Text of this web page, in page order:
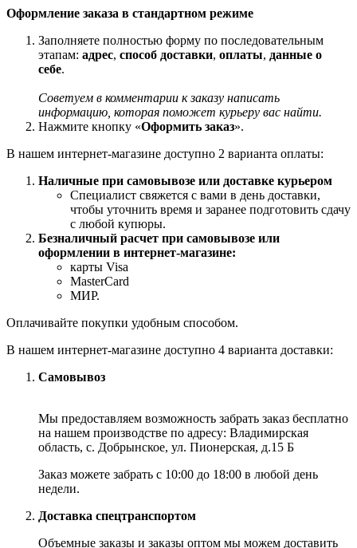
Оформление заказа в стандартном режиме
Заполняете полностью форму по последовательным
этапам: адрес, способ доставки, оплаты, данные о
себе.
Советуем в комментарии к заказу написать
информацию, которая поможет курьеру вас найти.
Нажмите кнопку «Оформить заказ».
В нашем интернет-магазине доступно 2 варианта оплаты:
Наличные при самовывозе или доставке курьером
Специалист свяжется с вами в день доставки,
чтобы уточнить время и заранее подготовить сдачу
с любой купюры.
Безналичный расчет при самовывозе или
оформлении в интернет-магазине:
карты Visa
MasterCard
МИР.
Оплачивайте покупки удобным способом.
В нашем интернет-магазине доступно 4 варианта доставки:
Самовывоз
Мы предоставляем возможность забрать заказ бесплатно
на нашем производстве по адресу: Владимирская
область, с. Добрынское, ул. Пионерская, д.15 Б
Заказ можете забрать с 10:00 до 18:00 в любой день
недели.
Доставка спецтранспортом
Объемные заказы и заказы оптом мы можем доставить